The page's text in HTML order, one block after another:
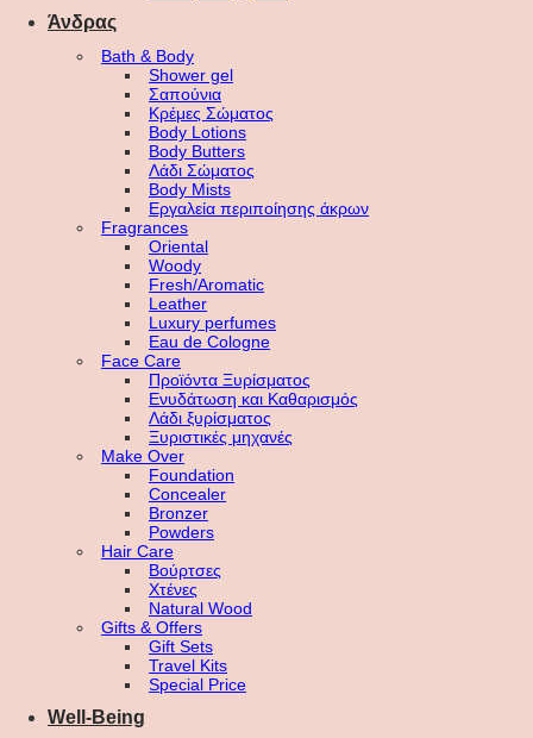
Άνδρας
Bath & Body
Shower gel
Σαπούνια
Κρέμες Σώματος
Body Lotions
Body Butters
Λάδι Σώματος
Body Mists
Εργαλεία περιποίησης άκρων
Fragrances
Oriental
Woody
Fresh/Aromatic
Leather
Luxury perfumes
Eau de Cologne
Face Care
Προϊόντα Ξυρίσματος
Ενυδάτωση και Καθαρισμός
Λάδι ξυρίσματος
Ξυριστικές μηχανές
Make Over
Foundation
Concealer
Bronzer
Powders
Hair Care
Βούρτσες
Χτένες
Natural Wood
Gifts & Offers
Gift Sets
Travel Kits
Special Price
Well-Being